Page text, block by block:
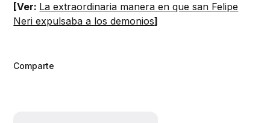
[Ver: La extraordinaria manera en que san Felipe
Neri expulsaba a los demonios]
Comparte